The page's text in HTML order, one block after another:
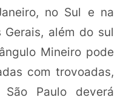
no Sul e na
além do sul
Mineiro pode
com trovoadas,
Paulo deverá